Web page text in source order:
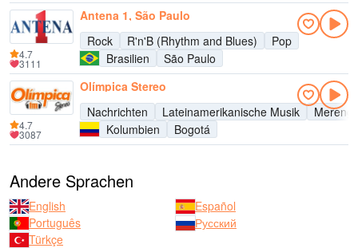
Antena 1, São Paulo
Rock
R'n'B (Rhythm and Blues)
Pop
Brasilien
São Paulo
4.7
3111
Olímpica Stereo
Nachrichten
Lateinamerikanische Musik
Kolumbien
Bogotá
4.7
3087
Andere Sprachen
English
Español
Português
Русский
Türkçe